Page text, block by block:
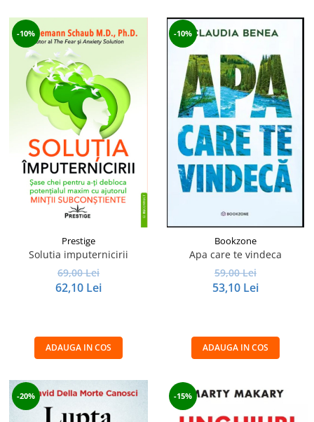
-10%
Prestige
Solutia imputernicirii
69,00 Lei
62,10 Lei
ADAUGA IN COS
-10%
Bookzone
Apa care te vindeca
59,00 Lei
53,10 Lei
ADAUGA IN COS
-20% -15%